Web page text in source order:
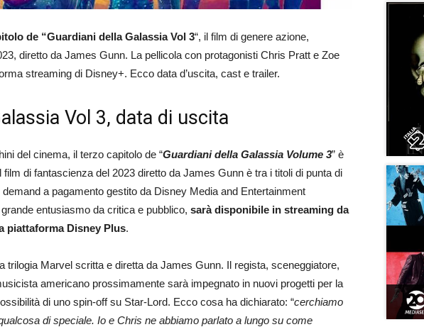
de “Guardiani della Galassia Vol 3“, il film di genere azione,
diretto da James Gunn. La pellicola con protagonisti Chris Pratt e Zoe
streaming di Disney+. Ecco data d’uscita, cast e trailer.
Vol 3, data di uscita
del cinema, il terzo capitolo de “Guardiani della Galassia Volume 3” è
di fantascienza del 2023 diretto da James Gunn è tra i titoli di punta di
a pagamento gestito da Disney Media and Entertainment
entusiasmo da critica e pubblico, sarà disponibile in streaming da
piattaforma Disney Plus.
trilogia Marvel scritta e diretta da James Gunn. Il regista, sceneggiatore,
americano prossimamente sarà impegnato in nuovi progetti per la
di uno spin-off su Star-Lord. Ecco cosa ha dichiarato: “cerchiamo
di speciale. Io e Chris ne abbiamo parlato a lungo su come